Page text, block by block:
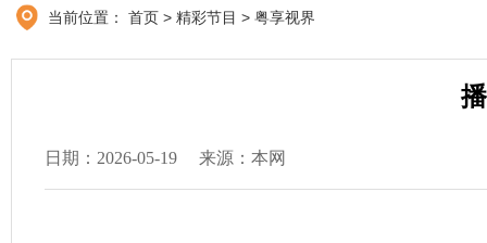
当前位置： 首页 > 精彩节目 > 粤享视界
日期：2026-05-19 来源：本网